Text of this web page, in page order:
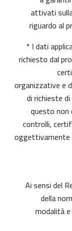
attivati
riguardo al
* I dati
richiesto dal
organizzative e
di richieste
questo
controlli,
oggettivamente
Ai sensi del
della
modalità